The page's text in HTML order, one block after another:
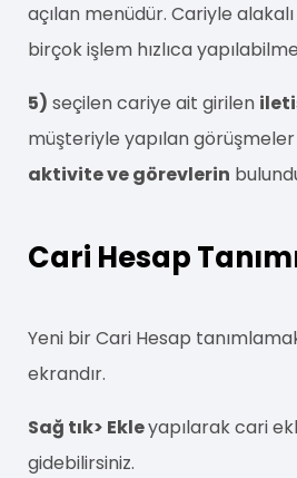
açılan menüdür. Cariyle
birçok işlem hızlıca
5) seçilen cariye ait girilen
müşteriyle yapılan
aktivite ve görevlerin
Cari Hesap
Yeni bir Cari Hesap
ekrandır.
Sağ tık> Ekleyapılarak cari
gidebilirsiniz.